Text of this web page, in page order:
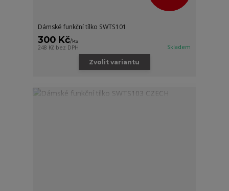
Dámské funkční tílko SWTS101
300 Kč/ks
248 Kč bez DPH Skladem
Zvolit variantu